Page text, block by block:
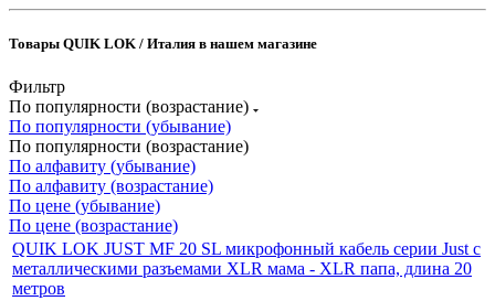
Товары QUIK LOK / Италия в нашем магазине
Фильтр
По популярности (возрастание)
По популярности (убывание)
По популярности (возрастание)
По алфавиту (убывание)
По алфавиту (возрастание)
По цене (убывание)
По цене (возрастание)
QUIK LOK JUST MF 20 SL микрофонный кабель серии Just с
металлическими разъемами XLR мама - XLR папа, длина 20
метров